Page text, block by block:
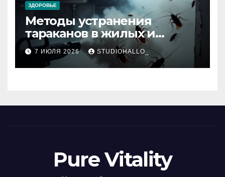
ЗДОРОВЬЕ
Методы устранения
тараканов в жилых и
нежилых помещениях
7 ИЮЛЯ 2026 STUDIOHALLO_
Pure Vitality